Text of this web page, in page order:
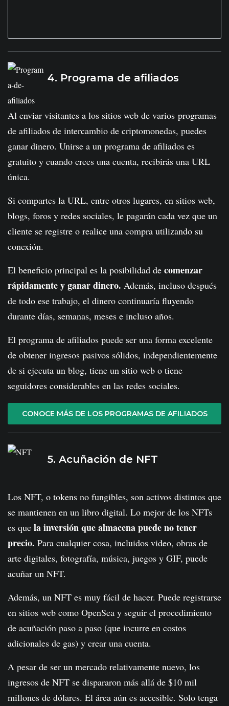
4. Programa de afiliados
Al enviar visitantes a los sitios web de varios programas
de afiliados de intercambio de criptomonedas, puedes
ganar dinero. Unirse a un programa de afiliados es
gratuito y cuando crees una cuenta, recibirás una URL
única.
Si compartes la URL, entre otros lugares, en sitios web,
blogs, foros y redes sociales, le pagarán cada vez que un
cliente se registre o realice una compra utilizando su
conexión.
El beneficio principal es la posibilidad de comenzar
rápidamente y ganar dinero. Además, incluso después
de todo ese trabajo, el dinero continuaría fluyendo
durante días, semanas, meses e incluso años.
El programa de afiliados puede ser una forma excelente
de obtener ingresos pasivos sólidos, independientemente
de si ejecuta un blog, tiene un sitio web o tiene
seguidores considerables en las redes sociales.
CONOCE MÁS DE LOS PROGRAMAS DE AFILIADOS
5. Acuñación de NFT
Los NFT, o tokens no fungibles, son activos distintos que
se mantienen en un libro digital. Lo mejor de los NFTs
es que la inversión que almacena puede no tener
precio. Para cualquier cosa, incluidos video, obras de
arte digitales, fotografía, música, juegos y GIF, puede
acuñar un NFT.
Además, un NFT es muy fácil de hacer. Puede registrarse
en sitios web como OpenSea y seguir el procedimiento
de acuñación paso a paso (que incurre en costos
adicionales de gas) y crear una cuenta.
A pesar de ser un mercado relativamente nuevo, los
ingresos de NFT se dispararon más allá de $10 mil
millones de dólares. El área aún es accesible. Solo tenga